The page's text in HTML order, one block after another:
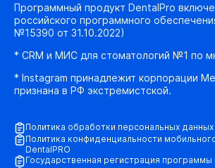
Программный продукт DentalPro
российского программного
№15390 от 31.10.2022)
* CRM и МИС для стоматологий №1 по
* Instagram принадлежит корпорации
признана в РФ экстремистской.
Политика обработки персональных данных
Политика конфиденциальности
DentalPRO
Государственная регистрация